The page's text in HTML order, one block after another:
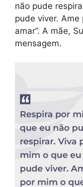
não pude
pude viver. Ame
amar”. A mãe,
mensagem.